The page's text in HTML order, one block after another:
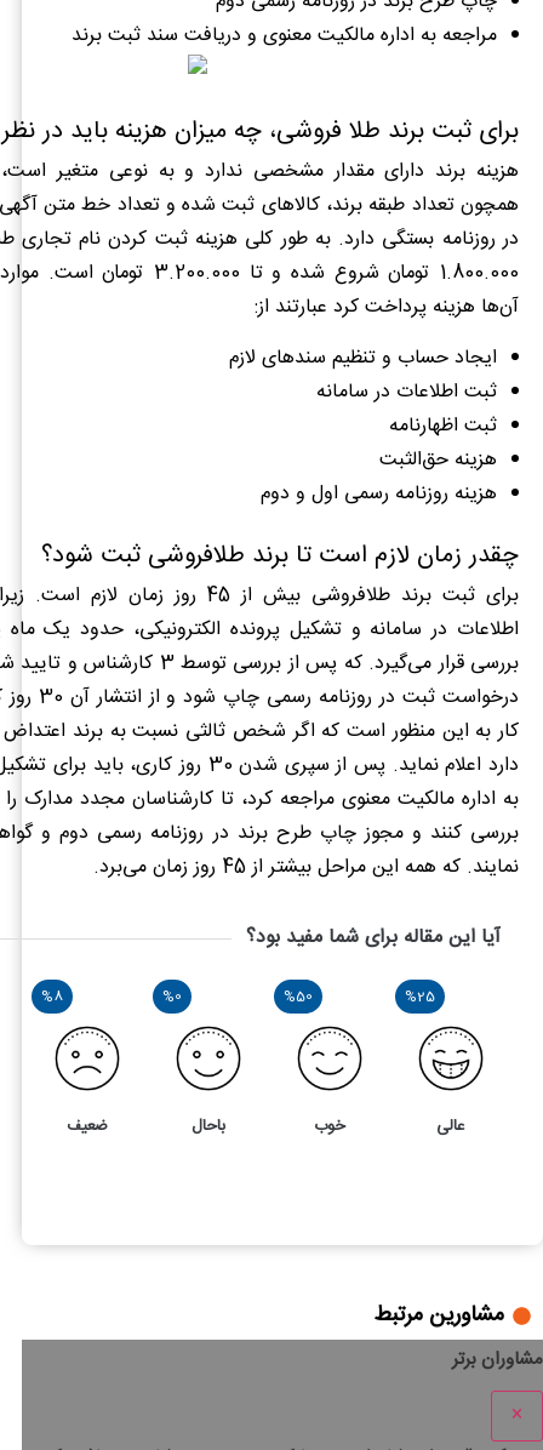
مراجعه به اداره مالکیت معنوی و دریافت سند ثبت برند
برای ثبت برند طلا فروشی، چه میزان هزینه باید در
هزینه برند دارای مقدار مشخصی ندارد و به نوعی متغیر است،
همچون تعداد طبقه برند، کالاهای ثبت شده و تعداد خط متن
در روزنامه بستگی دارد. به طور کلی هزینه ثبت کردن نام
1.800.000 تومان شروع شده و تا
آن‌ها هزینه پرداخت کرد عبارتند از:
ایجاد حساب و تنظیم سند‌های لازم
ثبت اطلاعات در سامانه
ثبت اظهارنامه
هزینه حق‌الثبت
هزینه روزنامه رسمی اول و دوم
چقدر زمان لازم است تا برند طلافروشی ثبت شود؟
برای ثبت برند طلافروشی بیش از 45 روز
اطلاعات در سامانه و تشکیل پرونده الکترونیکی، حدود یک ماه
بررسی قرار می‌گیرد. که پس از بررسی توسط
درخواست
کار به این منظور است که اگر شخص ثالثی نسبت به برند اعتداض
دارد اعلام نماید. پس از سپری شدن 30 روز
به اداره مالکیت معنوی مراجعه کرد، تا کارشناسان مجدد مدارک
بررسی کنند و مجوز چاپ طرح برند در روزنامه رسمی دوم و
نمایند. که همه این مراحل بیشتر از 45 روز زمان می‌برد.
آیا این مقاله برای شما مفید بود؟
%25
عالی
%50
خوب
%0
باحال
%8
ضعیف
مشاورین مرتبط
مشاوران برتر
×